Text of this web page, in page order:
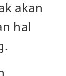
akan
hal